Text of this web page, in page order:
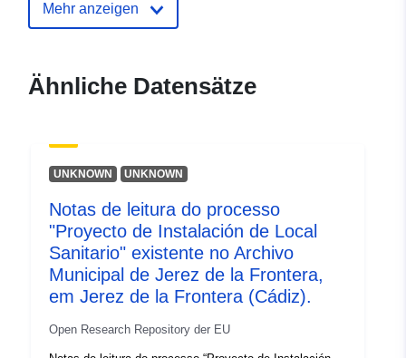
Datenbereitsteller
Verzeichnis der
Zu data.europa.eu hinzugefügt:
Identifikatoren: https://doi.org/10.5281/
Andere
Identifikatoren:
zenodo-org-17611274
Mehr anzeigen
Ähnliche Datensätze
UNKNOWN UNKNOWN
Notas de leitura do processo
"Proyecto de Instalación de Local
Sanitario" existente no Archivo
Municipal de Jerez de la Frontera,
em Jerez de la Frontera (Cádiz).
Open Research Repository der EU